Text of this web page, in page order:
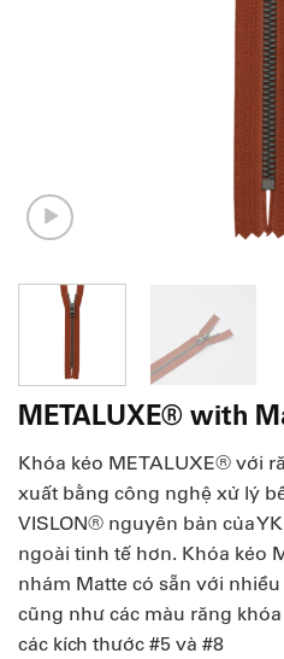
METALUXE® with
Khóa kéo METALUXE® với
xuất bằng công nghệ xử lý
VISLON® nguyên bản của
ngoài tinh tế hơn. Khóa kéo
nhám Matte có sẵn với
cũng như các màu răng
các kích thước #5 và #8